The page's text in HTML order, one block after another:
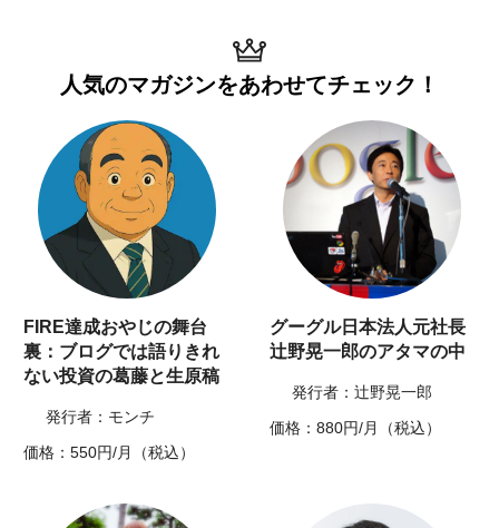
人気のマガジンをあわせてチェック！
FIRE達成おやじの舞台
裏：ブログでは語りきれ
ない投資の葛藤と生原稿
発行者：モンチ
価格：550円/月（税込）
グーグル日本法人元社長
辻野晃一郎のアタマの中
発行者：辻野晃一郎
価格：880円/月（税込）